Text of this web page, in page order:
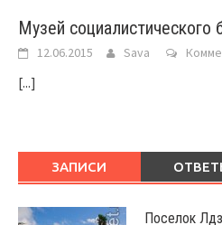
Музей социалистического
12.06.2015 Sava
[...]
ЗАПИСИ
Поселок